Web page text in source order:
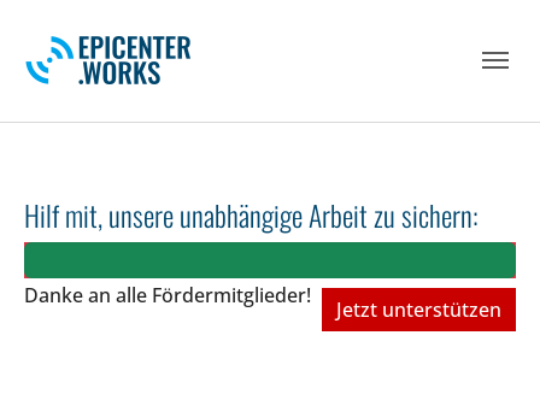
Hilf mit, unsere unabhängige Arbeit zu sichern:
Danke an alle Fördermitglieder!
Jetzt unterstützen